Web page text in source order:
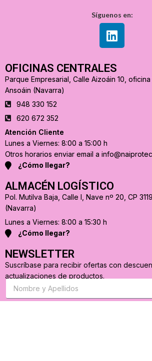
Síguenos en:
OFICINAS CENTRALES
Parque Empresarial, Calle Aizoáin 10, oficina
Ansoáin (Navarra)
948 330 152
620 672 352
Atención Cliente
Lunes a Viernes: 8:00 a 15:00 h
Otros horarios enviar email a
¿Cómo llegar?
ALMACÉN LOGÍSTICO
Pol. Mutilva Baja, Calle I, Nave nº 20, CP
(Navarra)
Lunes a Viernes: 8:00 a 15:30 h
¿Cómo llegar?
NEWSLETTER
Suscríbase para recibir ofertas con
actualizaciones de productos.
S
s